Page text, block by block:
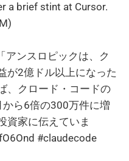
a brief stint at Cursor.
アンスロピックは、ク
が2億ドル以上になった
、クロード・コードの
ら6倍の300万件に増
資家に伝えていま
#claudecode